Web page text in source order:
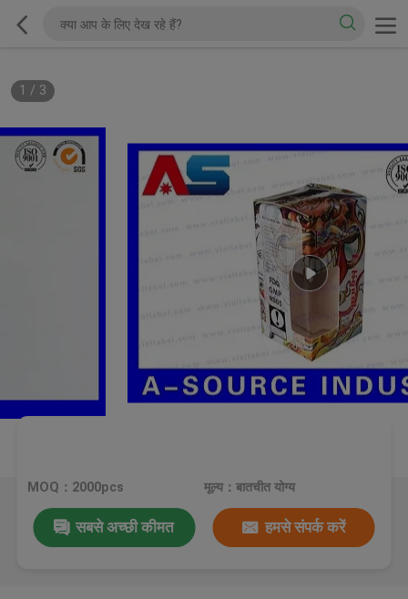
1 / 3
MOQ：2000pcs मूल्य：बातचीत योग्य
सबसे अच्छी कीमत हमसे संपर्क करें